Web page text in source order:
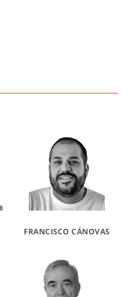
FRANCISCO CÁNOVAS